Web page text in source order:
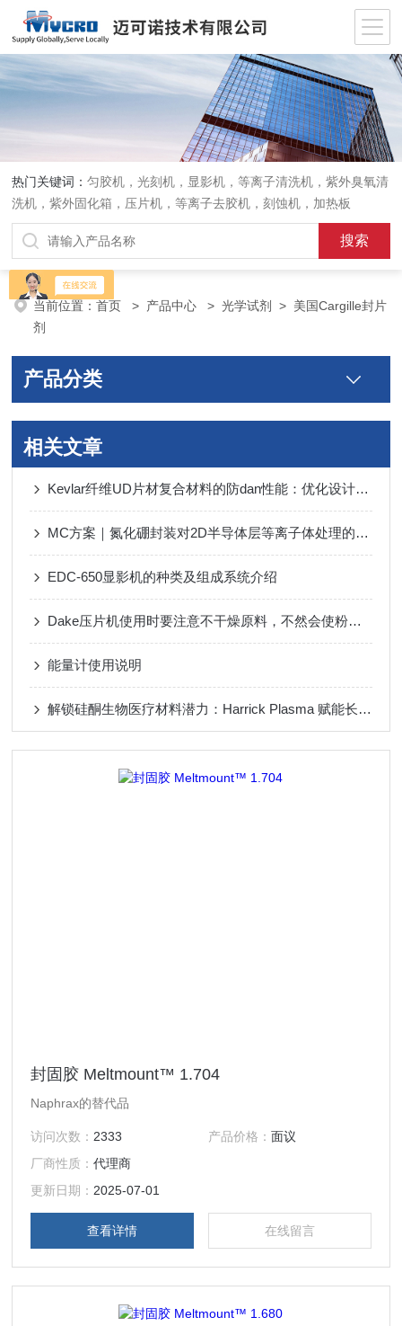
热门关键词：匀胶机，光刻机，显影机，等离子清洗机，紫外臭氧清
洗机，紫外固化箱，压片机，等离子去胶机，刻蚀机，加热板
当前位置：首页 > 产品中心 >光学试剂 > 美国Cargille封片
剂
产品分类
相关文章
Kevlar纤维UD片材复合材料的防dan性能：优化设计与机制解析
MC方案｜氮化硼封装对2D半导体层等离子体处理的影响(上篇)
EDC-650显影机的种类及组成系统介绍
Dake压片机使用时要注意不干燥原料，不然会使粉子粘在冲头面
能量计使用说明
解锁硅酮生物医疗材料潜力：Harrick Plasma 赋能长效、稳定的表面功能涂层
封固胶 Meltmount™ 1.704
Naphrax的替代品
访问次数： 2333 产品价格： 面议
厂商性质：代理商
更新日期： 2025-07-01
查看详情 在线留言